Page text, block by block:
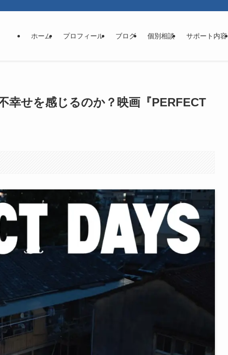
ホーム プロフィール ブログ 個別相談 サポート内容
幸せを感じるのか？映画『PERFECT